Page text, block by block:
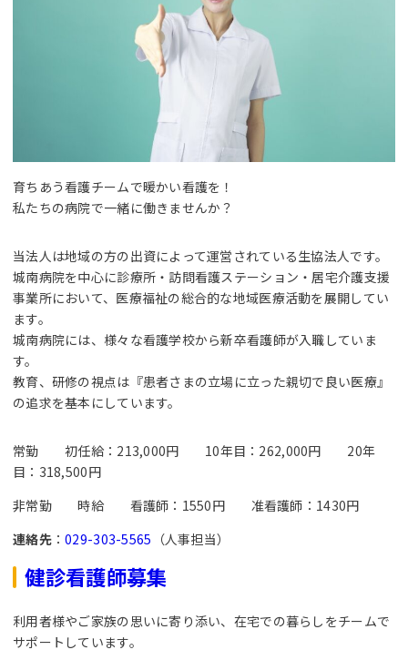
育ちあう看護チームで暖かい看護を！
私たちの病院で一緒に働きませんか？
当法人は地域の方の出資によって運営されている生協法人です。
城南病院を中心に診療所・訪問看護ステーション・居宅介護支援
事業所において、医療福祉の総合的な地域医療活動を展開してい
ます。
城南病院には、様々な看護学校から新卒看護師が入職していま
す。
教育、研修の視点は『患者さまの立場に立った親切で良い医療』
の追求を基本にしています。
常勤 初任給：213,000円 10年目：262,000円 20年
目：318,500円
非常勤 時給 看護師：1550円 准看護師：1430円
連絡先：029-303-5565 （人事担当）
健診看護師募集
利用者様やご家族の思いに寄り添い、在宅での暮らしをチームで
サポートしています。